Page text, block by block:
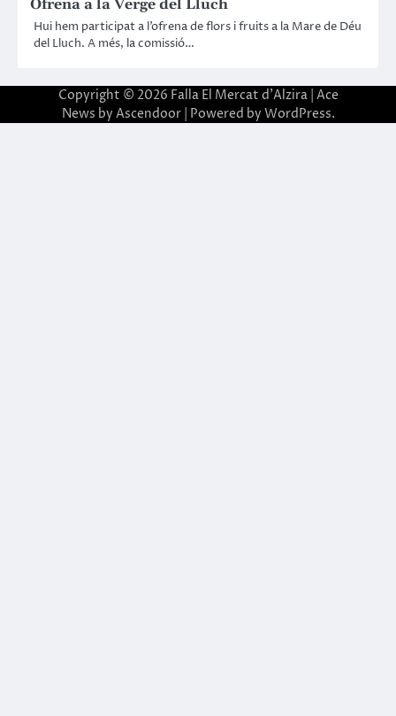
Ofrena a la Verge del Lluch
Hui hem participat a l’ofrena de flors i fruits a la Mare de Déu
del Lluch. A més, la comissió…
Copyright © 2026 Falla El Mercat d'Alzira| Ace
News by Ascendoor| Powered by WordPress.